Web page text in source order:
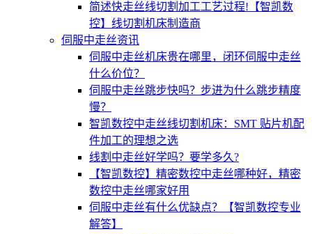
简述快走丝线切割加工工艺过程!【智凯数
控】线切割机床制造商
伺服中走丝资讯
伺服中走丝机床贵在哪里，闭环伺服中走丝
什么价位？
伺服中走丝跳步快吗？步进为什么跳步精度
慢？
智凯数控中走丝线切割机床：SMT 贴片机配
件加工的理想之选
线割中走丝好学吗？要学多久?
【智凯数控】精密数控中走丝哪种好，精密
数控中走丝哪家好用
伺服中走丝有什么优缺点？【智凯数控专业
解答】